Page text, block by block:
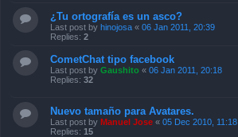
¿Tu ortografía es un asco?
Last post by hinojosa « 06 Jan 2011, 20:39
Replies: 2
CometChat tipo facebook
Last post by Gaushito « 06 Jan 2011, 20:18
Replies: 32
Nuevo tamaño para Avatares.
Last post by Manuel Jose « 05 Dec 2010, 11:18
Replies: 15